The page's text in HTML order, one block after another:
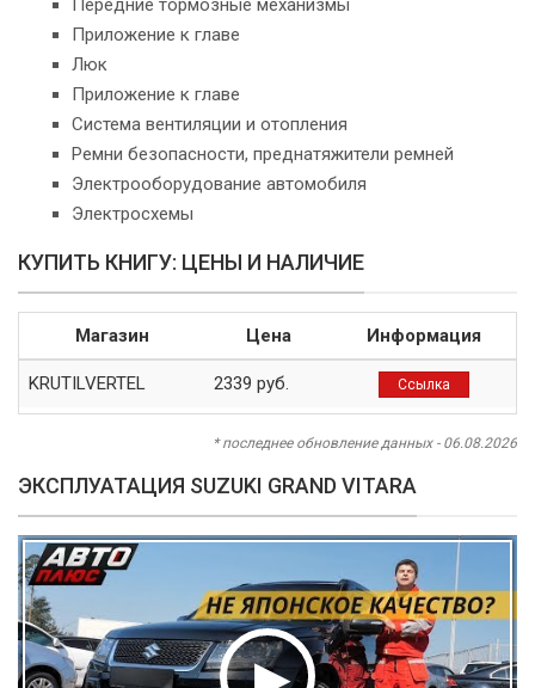
Передние тормозные механизмы
Приложение к главе
Люк
Приложение к главе
Система вентиляции и отопления
Ремни безопасности, преднатяжители ремней
Электрооборудование автомобиля
Электросхемы
КУПИТЬ КНИГУ: ЦЕНЫ И НАЛИЧИЕ
Магазин Цена Информация
KRUTILVERTEL 2339 руб. Ссылка
* последнее обновление данных - 06.08.2026
ЭКСПЛУАТАЦИЯ SUZUKI GRAND VITARA